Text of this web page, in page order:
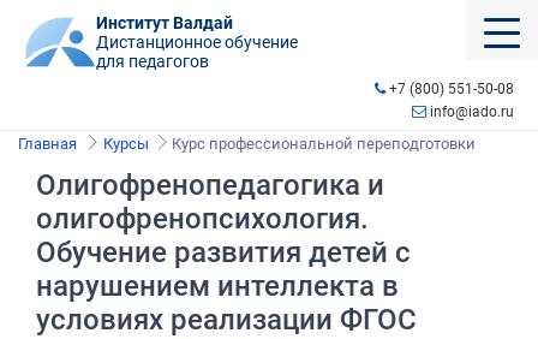
Институт Валдай
Дистанционное обучение
для педагогов
+7 (800) 551-50-08
info@iado.ru
Главная Курсы Курс профессиональной переподготовки
Олигофренопедагогика и
олигофренопсихология.
Обучение развития детей с
нарушением интеллекта в
условиях реализации ФГОС